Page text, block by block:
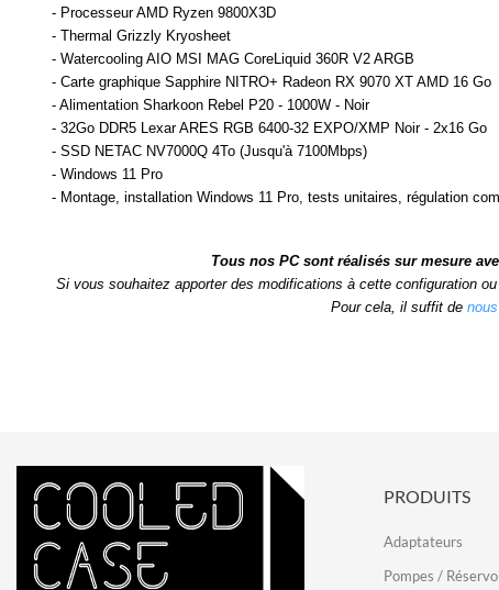
- Processeur AMD Ryzen 9800X3D
- Thermal Grizzly Kryosheet
- Watercooling AIO MSI MAG CoreLiquid 360R V2 ARGB
- Carte graphique Sapphire NITRO+ Radeon RX 9070 XT AMD 16 Go
- Alimentation Sharkoon Rebel P20 - 1000W - Noir
- 32Go DDR5 Lexar ARES RGB 6400-32 EXPO/XMP Noir - 2x16 Go
- SSD NETAC NV7000Q 4To (Jusqu'à 7100Mbps)
- Windows 11 Pro
- Montage, installation Windows 11 Pro, tests unitaires, régulation
Tous nos PC sont réalisés sur mesure
Si vous souhaitez apporter des modifications à cette configuration
Pour cela, il suffit de
PRODUITS
Adaptateurs
Pompes /